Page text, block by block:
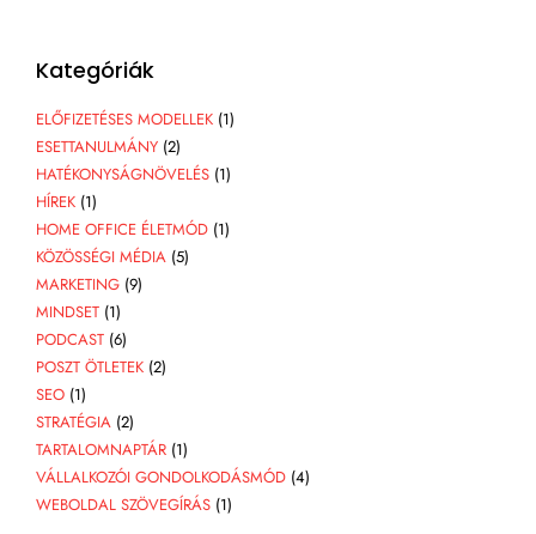
Kategóriák
ELŐFIZETÉSES MODELLEK (1)
ESETTANULMÁNY (2)
HATÉKONYSÁGNÖVELÉS (1)
HÍREK (1)
HOME OFFICE ÉLETMÓD (1)
KÖZÖSSÉGI MÉDIA (5)
MARKETING (9)
MINDSET (1)
PODCAST (6)
POSZT ÖTLETEK (2)
SEO (1)
STRATÉGIA (2)
TARTALOMNAPTÁR (1)
VÁLLALKOZÓI GONDOLKODÁSMÓD (4)
WEBOLDAL SZÖVEGÍRÁS (1)